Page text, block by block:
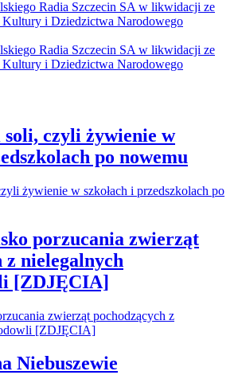
czyli żywienie w
po nowemu
porzucania zwierząt
z nielegalnych
[ZDJĘCIA]
Niebuszewie